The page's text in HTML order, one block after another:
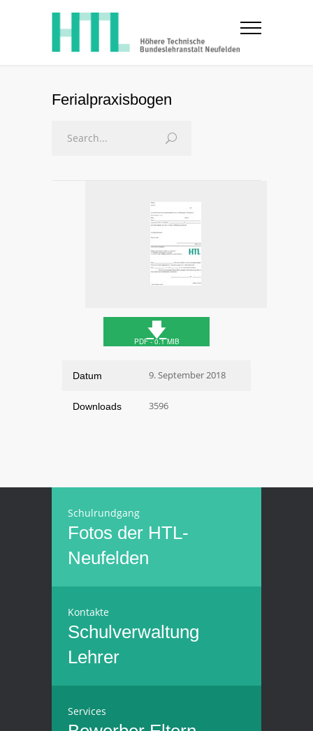
Ferialpraxisbogen
🡇
PDF - 0.1 MIB
Datum 9. September 2018
Downloads 3596
Schulrundgang
Fotos der HTL-
Neufelden
Kontakte
Schulverwaltung
Lehrer
Services